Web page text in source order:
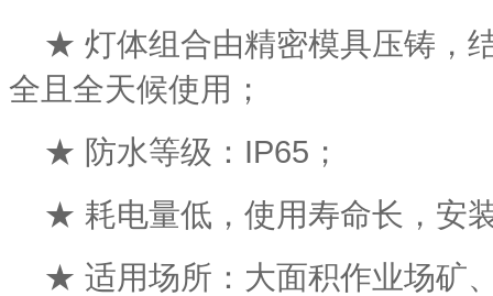
★ 灯体组合由精密模具压铸，
全且全天候使用；
★ 防水等级：IP65；
★ 耗电量低，使用寿命长，安
★ 适用场所：大面积作业场矿